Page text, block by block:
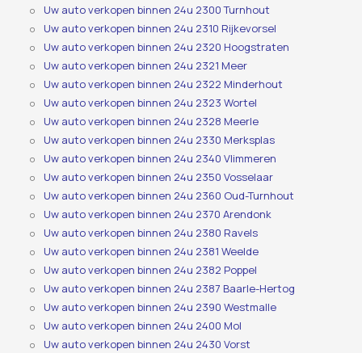
Uw auto verkopen binnen 24u 2300 Turnhout
Uw auto verkopen binnen 24u 2310 Rijkevorsel
Uw auto verkopen binnen 24u 2320 Hoogstraten
Uw auto verkopen binnen 24u 2321 Meer
Uw auto verkopen binnen 24u 2322 Minderhout
Uw auto verkopen binnen 24u 2323 Wortel
Uw auto verkopen binnen 24u 2328 Meerle
Uw auto verkopen binnen 24u 2330 Merksplas
Uw auto verkopen binnen 24u 2340 Vlimmeren
Uw auto verkopen binnen 24u 2350 Vosselaar
Uw auto verkopen binnen 24u 2360 Oud-Turnhout
Uw auto verkopen binnen 24u 2370 Arendonk
Uw auto verkopen binnen 24u 2380 Ravels
Uw auto verkopen binnen 24u 2381 Weelde
Uw auto verkopen binnen 24u 2382 Poppel
Uw auto verkopen binnen 24u 2387 Baarle-Hertog
Uw auto verkopen binnen 24u 2390 Westmalle
Uw auto verkopen binnen 24u 2400 Mol
Uw auto verkopen binnen 24u 2430 Vorst